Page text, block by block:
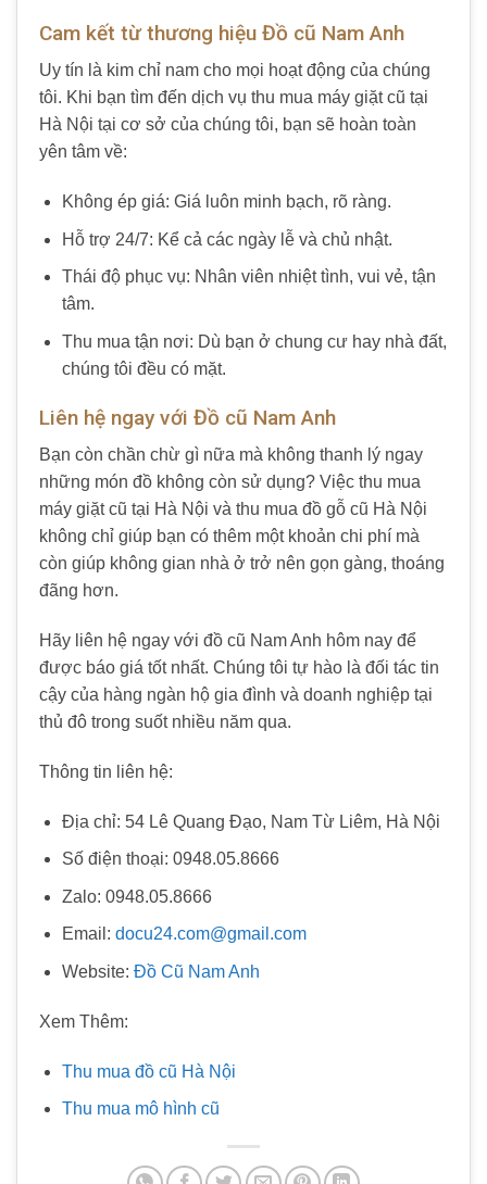
Cam kết từ thương hiệu Đồ cũ Nam Anh
Uy tín là kim chỉ nam cho mọi hoạt động của chúng
tôi. Khi bạn tìm đến dịch vụ thu mua máy giặt cũ tại
Hà Nội tại cơ sở của chúng tôi, bạn sẽ hoàn toàn
yên tâm về:
Không ép giá: Giá luôn minh bạch, rõ ràng.
Hỗ trợ 24/7: Kể cả các ngày lễ và chủ nhật.
Thái độ phục vụ: Nhân viên nhiệt tình, vui vẻ, tận
tâm.
Thu mua tận nơi: Dù bạn ở chung cư hay nhà đất,
chúng tôi đều có mặt.
Liên hệ ngay với Đồ cũ Nam Anh
Bạn còn chần chừ gì nữa mà không thanh lý ngay
những món đồ không còn sử dụng? Việc thu mua
máy giặt cũ tại Hà Nội và thu mua đồ gỗ cũ Hà Nội
không chỉ giúp bạn có thêm một khoản chi phí mà
còn giúp không gian nhà ở trở nên gọn gàng, thoáng
đãng hơn.
Hãy liên hệ ngay với đồ cũ Nam Anh hôm nay để
được báo giá tốt nhất. Chúng tôi tự hào là đối tác tin
cậy của hàng ngàn hộ gia đình và doanh nghiệp tại
thủ đô trong suốt nhiều năm qua.
Thông tin liên hệ:
Địa chỉ: 54 Lê Quang Đạo, Nam Từ Liêm, Hà Nội
Số điện thoại: 0948.05.8666
Zalo: 0948.05.8666
Email: docu24.com@gmail.com
Website: Đồ Cũ Nam Anh
Xem Thêm:
Thu mua đồ cũ Hà Nội
Thu mua mô hình cũ